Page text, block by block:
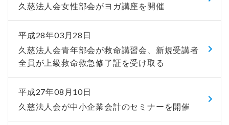
久慈法人会女性部会がヨガ講座を開催
平成28年03月28日
久慈法人会青年部会が救命講習会、新規受講者
全員が上級救命救急修了証を受け取る
平成27年08月10日
久慈法人会が中小企業会計のセミナーを開催